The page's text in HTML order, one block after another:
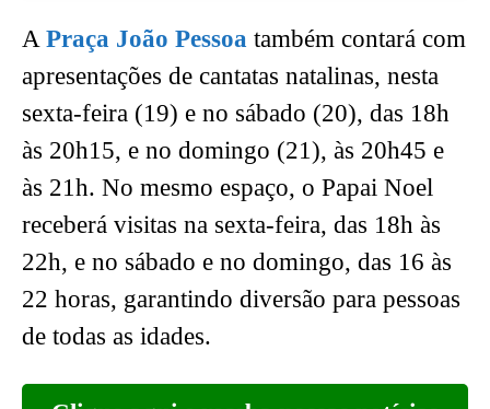
A Praça João Pessoa também contará com
apresentações de cantatas natalinas, nesta
sexta-feira (19) e no sábado (20), das 18h
às 20h15, e no domingo (21), às 20h45 e
às 21h. No mesmo espaço, o Papai Noel
receberá visitas na sexta-feira, das 18h às
22h, e no sábado e no domingo, das 16 às
22 horas, garantindo diversão para pessoas
de todas as idades.